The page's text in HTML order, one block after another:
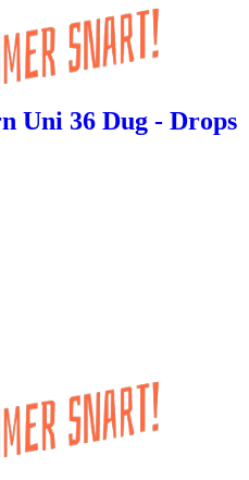
Uni 36 Dug - Drops